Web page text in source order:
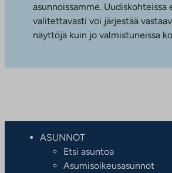
asunnoissamme. Uudiskohteissa
valitettavasti voi järjestää
näyttöjä kuin jo valmistuneissa
ASUNNOT
Etsi asuntoa
Asumisoikeusasunnot